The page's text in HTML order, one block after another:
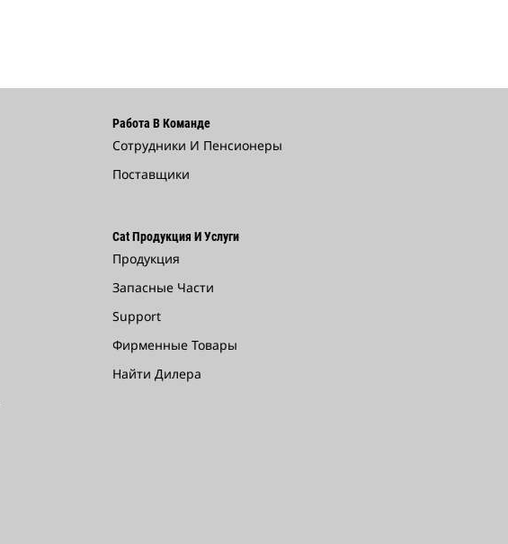
Работа В Команде
Сотрудники И Пенсионеры
Поставщики
Cat Продукция И Услуги
Продукция
Запасные Части
Support
Фирменные Товары
Найти Дилера